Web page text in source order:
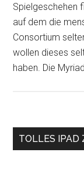
Spielgeschehen
auf dem die
Consortium
wollen dieses
haben. Die
TOLLES IPAD